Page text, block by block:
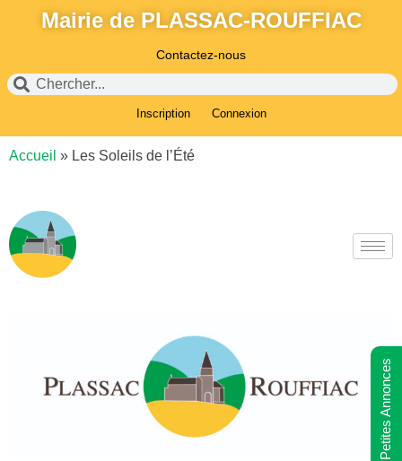
Mairie de PLASSAC-ROUFFIAC
Contactez-nous
Inscription Connexion
Accueil » Les Soleils de l’Été
Petites Annonces